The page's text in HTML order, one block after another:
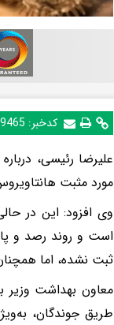
کدخبر:
علیرضا رئیسی،
مورد مثبت
وی افزود: این در
است و روند رصد و
ثبت نشده، اما
معاون بهداشت وزیر
طریق جوندگان،